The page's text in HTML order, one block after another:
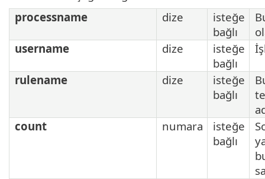
processname
dize
isteğe
bağlı
username
dize
isteğe
bağlı
rulename dize
isteğe
bağlı
count
numara
isteğe
bağlı